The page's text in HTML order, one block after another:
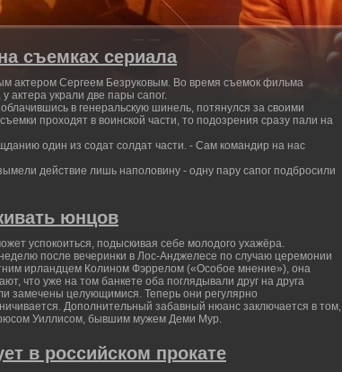
съемках сериала
актером Сергеем Безруковым. Во время съемок фильма
актера украли две пары сапог.
в генеральскую шинель, потянулся за своими
проходят в воинской части, то подозрения сразу пали на
один из содат солдат части. - Сам командир на нас
действие лишь наполовину - одну пару сапог подбросили
юнцов
успокоиться, подыскивая себе молодого ухажёра.
после вечеринки в Лос-Анджелесе по случаю церемонии
ирландцем Колином Фэррелом («Особое мнение»), она
что уже на том банкете оба поглядывали друг на друга
замечены целующимися. Теперь они регулярно
Дополнительный забавный нюанс заключается в том,
Уиллисом, бывшим мужем Деми Мур.
в российском прокате